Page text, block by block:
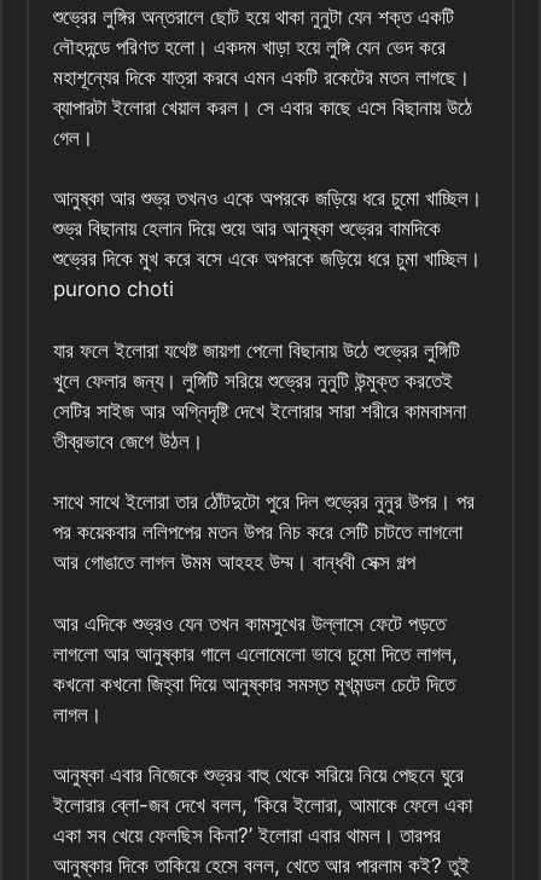
শুভ্রের লুঙ্গির অন্তরালে ছোট হয়ে থাকা নুনুটা যেন শক্ত একটি
লৌহদন্ডে পরিণত হলো। একদম খাড়া হয়ে লুঙ্গি যেন ভেদ করে
মহাশূন্যের দিকে যাত্রা করবে এমন একটি রকেটের মতন লাগছে।
ব্যাপারটা ইলোরা খেয়াল করল। সে এবার কাছে এসে বিছানায় উঠে
গেল।
আনুষ্কা আর শুভ্র তখনও একে অপরকে জড়িয়ে ধরে চুমো খাচ্ছিল।
শুভ্র বিছানায় হেলান দিয়ে শুয়ে আর আনুষ্কা শুভ্রের বামদিকে
শুভ্রের দিকে মুখ করে বসে একে অপরকে জড়িয়ে ধরে চুমা খাচ্ছিল।
purono choti
যার ফলে ইলোরা যথেষ্ট জায়গা পেলো বিছানায় উঠে শুভ্রের লুঙ্গিটি
খুলে ফেলার জন্য। লুঙ্গিটি সরিয়ে শুভ্রের নুনুটি উন্মুক্ত করতেই
সেটির সাইজ আর অগ্নিদৃষ্টি দেখে ইলোরার সারা শরীরে কামবাসনা
তীব্রভাবে জেগে উঠল।
সাথে সাথে ইলোরা তার ঠোঁটদুটো পুরে দিল শুভ্রের নুনুর উপর। পর
পর কয়েকবার ললিপপের মতন উপর নিচ করে সেটি চাটতে লাগলো
আর গোঙাতে লাগল উমম আহহহ উম্ম। বান্ধবী সেক্স গল্প
আর এদিকে শুভ্রও যেন তখন কামসুখের উল্লাসে ফেটে পড়তে
লাগলো আর আনুষ্কার গালে এলোমেলো ভাবে চুমো দিতে লাগল,
কখনো কখনো জিহ্বা দিয়ে আনুষ্কার সমস্ত মুখমন্ডল চেটে দিতে
লাগল।
আনুষ্কা এবার নিজেকে শুভ্রর বাহু থেকে সরিয়ে নিয়ে পেছনে ঘুরে
ইলোরার ব্লো-জব দেখে বলল, ‘কিরে ইলোরা, আমাকে ফেলে একা
একা সব খেয়ে ফেলছিস কিনা?’ ইলোরা এবার থামল। তারপর
আনুষ্কার দিকে তাকিয়ে হেসে বলল, খেতে আর পারলাম কই? তুই